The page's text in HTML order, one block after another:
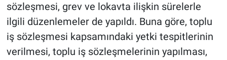
sözleşmesi, grev ve lokavta ilişkin sürelerle
ilgili düzenlemeler de yapıldı. Buna göre, toplu
iş sözleşmesi kapsamındaki yetki tespitlerinin
verilmesi, toplu iş sözleşmelerinin yapılması,